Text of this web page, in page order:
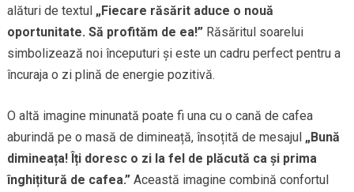
alături de textul „Fiecare răsărit aduce o nouă
oportunitate. Să profităm de ea!”Răsăritul soarelui
simbolizează noi începuturi și este un cadru perfect pentru a
încuraja o zi plină de energie pozitivă.
O altă imagine minunată poate fi una cu o cană de cafea
aburindă pe o masă de dimineață, însoțită de mesajul „Bună
dimineața! Îți doresc o zi la fel de plăcută ca și prima
înghițitură de cafea.”Această imagine combină confortul